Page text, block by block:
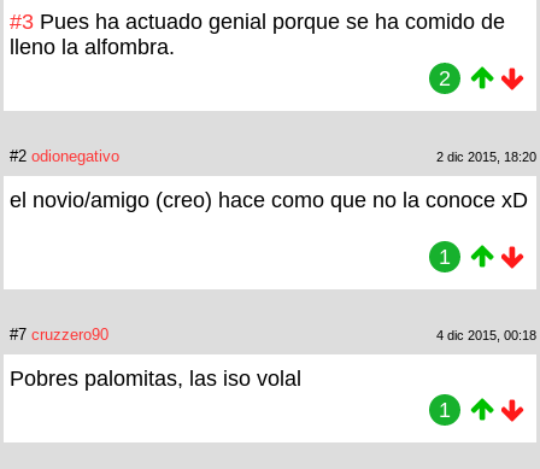
#3 Pues ha actuado genial porque se ha comido de
lleno la alfombra.
2
#2 odionegativo 2 dic 2015, 18:20
el novio/amigo (creo) hace como que no la conoce xD
1
#7 cruzzero90 4 dic 2015, 00:18
Pobres palomitas, las iso volal
1